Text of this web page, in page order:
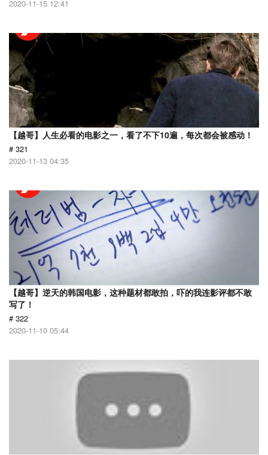
2020-11-15 12:41
【越哥】人生必看的电影之一，看了不下10遍，每次都会被感动！
# 321
2020-11-13 04:35
【越哥】逆天的韩国电影，这种题材都敢拍，吓的我连影评都不敢
写了！
# 322
2020-11-10 05:44